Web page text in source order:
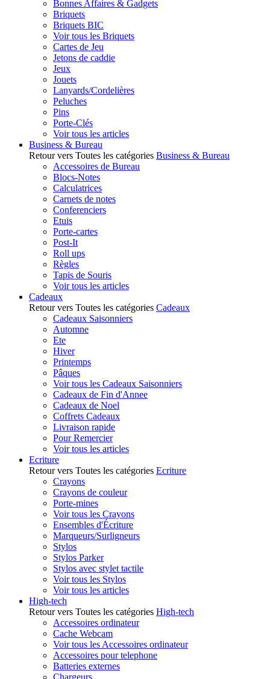
Bonnes Affaires & Gadgets
Briquets
Briquets BIC
Voir tous les Briquets
Cartes de Jeu
Jetons de caddie
Jeux
Jouets
Lanyards/Cordelières
Peluches
Pins
Porte-Clés
Voir tous les articles
Business & Bureau
Retour vers Toutes les catégories Business & Bureau
Accessoires de Bureau
Blocs-Notes
Calculatrices
Carnets de notes
Conferenciers
Etuis
Porte-cartes
Post-It
Roll ups
Règles
Tapis de Souris
Voir tous les articles
Cadeaux
Retour vers Toutes les catégories Cadeaux
Cadeaux Saisonniers
Automne
Ete
Hiver
Printemps
Pâques
Voir tous les Cadeaux Saisonniers
Cadeaux de Fin d'Annee
Cadeaux de Noel
Coffrets Cadeaux
Livraison rapide
Pour Remercier
Voir tous les articles
Ecriture
Retour vers Toutes les catégories Ecriture
Crayons
Crayons de couleur
Porte-mines
Voir tous les Crayons
Ensembles d'Écriture
Marqueurs/Surligneurs
Stylos
Stylos Parker
Stylos avec stylet tactile
Voir tous les Stylos
Voir tous les articles
High-tech
Retour vers Toutes les catégories High-tech
Accessoires ordinateur
Cache Webcam
Voir tous les Accessoires ordinateur
Accessoires pour telephone
Batteries externes
Chargeurs